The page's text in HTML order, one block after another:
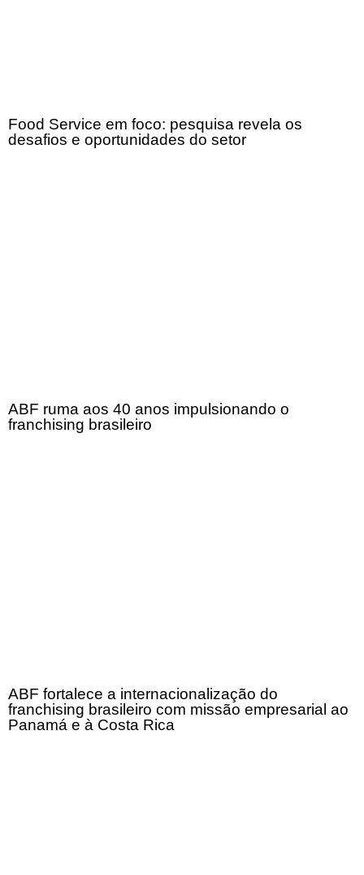
Food Service em foco: pesquisa revela os
desafios e oportunidades do setor
ABF ruma aos 40 anos impulsionando o
franchising brasileiro
ABF fortalece a internacionalização do
franchising brasileiro com missão empresarial ao
Panamá e à Costa Rica